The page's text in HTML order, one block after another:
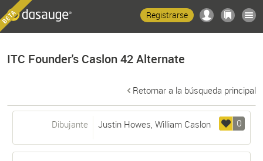
Registrarse
ITC Founder's Caslon 42 Alternate
Retornar a la búsqueda principal
0
Dibujante Justin Howes, William Caslon